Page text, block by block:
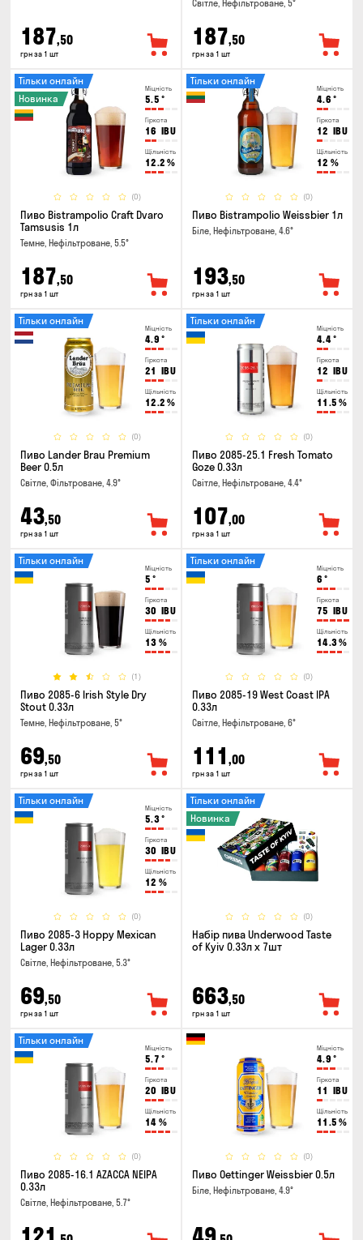
187,50
грн за 1 шт
Світле, Нефільтроване, 5°
187,50
грн за 1 шт
Міцність
5.5 °
Гіркота
16 IBU
Щільність
12.2 %
(0)
Тільки онлайн
Новинка
Пиво Bistrampolio Craft Dvaro
Tamsusis 1л
Темне, Нефільтроване, 5.5°
187,50
грн за 1 шт
Міцність
4.6 °
Гіркота
12 IBU
Щільність
12 %
(0)
Тільки онлайн
Пиво Bistrampolio Weissbier 1л
Біле, Нефільтроване, 4.6°
193,50
грн за 1 шт
Міцність
4.9 °
Гіркота
21 IBU
Щільність
12.2 %
(0)
Тільки онлайн
Пиво Lander Brau Premium
Beer 0.5л
Світле, Фільтроване, 4.9°
43,50
грн за 1 шт
Міцність
4.4°
Гіркота
12 IBU
Щільність
11.5 %
(0)
Тільки онлайн
Пиво 2085-25.1 Fresh Tomato
Goze 0.33л
Світле, Нефільтроване, 4.4°
107,00
грн за 1 шт
Міцність
5 °
Гіркота
30 IBU
Щільність
13 %
(1)
Тільки онлайн
Пиво 2085-6 Irish Style Dry
Stout 0.33л
Темне, Нефільтроване, 5°
69,50
грн за 1 шт
Міцність
6 °
Гіркота
75 IBU
Щільність
14.3%
(0)
Тільки онлайн
Пиво 2085-19 West Coast IPA
0.33л
Світле, Нефільтроване, 6°
111 ,00
грн за 1 шт
Міцність
5.3°
Гіркота
30 IBU
Щільність
12 %
(0)
Тільки онлайн
Пиво 2085-3 Hoppy Mexican
Lager 0.33л
Світле, Нефільтроване, 5.3°
69,50
грн за 1 шт
(0)
Тільки онлайн
Новинка
Набір пива Underwood Taste
of Kyiv 0.33л x 7шт
663,50
грн за 1 шт
Міцність
5.7 °
Гіркота
20 IBU
Щільність
14 %
(0)
Тільки онлайн
Пиво 2085-16.1 AZACCA NEIPA
0.33л
Світле, Нефільтроване, 5.7°
Міцність
4.9 °
Гіркота
11 IBU
Щільність
11.5 %
(0)
Пиво Oettinger Weissbier 0.5л
Біле, Нефільтроване, 4.9°